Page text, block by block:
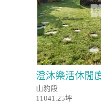
澄沐樂活休閒
山豹段
11041.25坪